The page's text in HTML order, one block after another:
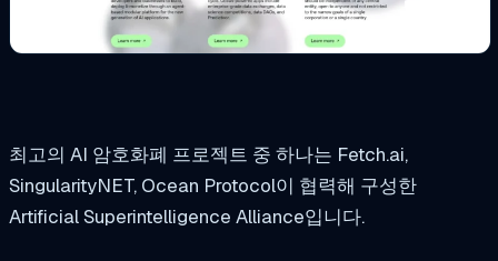
최고의 AI 암호화폐 프로젝트 중 하나는 Fetch.ai,
SingularityNET, Ocean Protocol이 협력해 구성한
Artificial Superintelligence Alliance입니다.